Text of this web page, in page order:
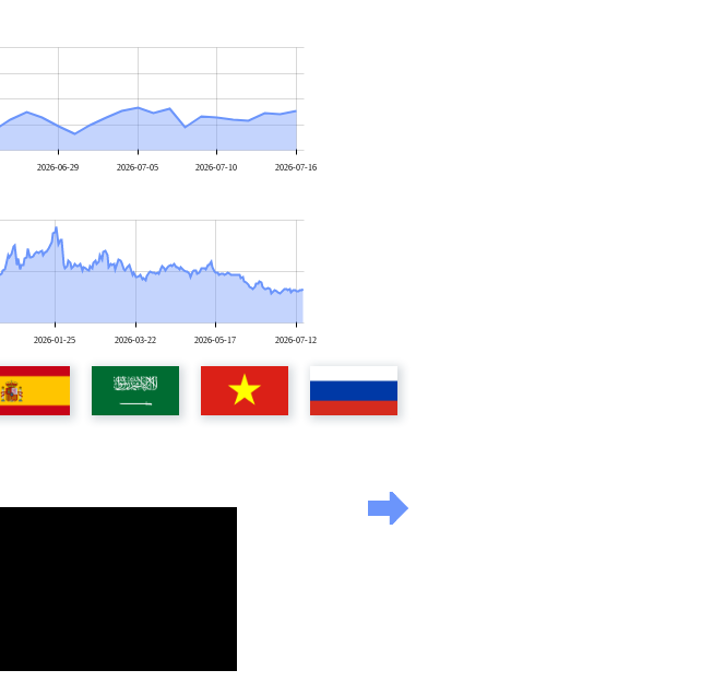
2026-06-29 2026-07-05 2026-07-10 2026-07-16
2026-01-25 2026-03-22 2026-05-17 2026-07-12